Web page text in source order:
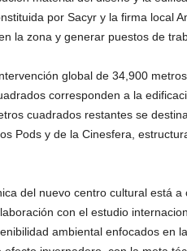
por Sacyr y la firma local
la zona y generar puestos de
global de 34,900
corresponden a la
cuadrados restantes se
Pods y de la Cinesfera,
del nuevo centro cultural está
con el estudio
ambiental enfocados en